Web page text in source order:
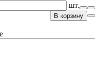
шт.
В корзину